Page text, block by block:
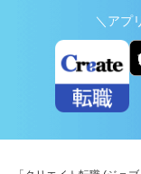
＼アプ